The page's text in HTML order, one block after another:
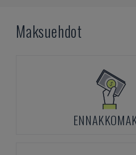
Maksuehdot